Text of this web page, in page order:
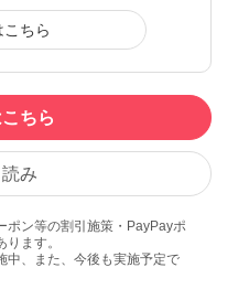
ちら
ちら
み
ポン等の割引施策・PayPayポ
ます。
中、また、今後も実施予定で